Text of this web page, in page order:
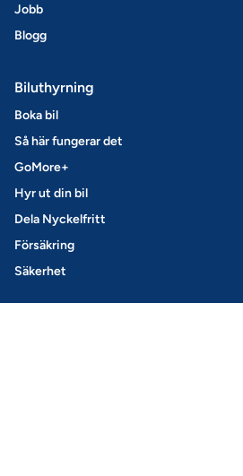
Jobb
Blogg
Biluthyrning
Boka bil
Så här fungerar det
GoMore+
Hyr ut din bil
Dela Nyckelfritt
Försäkring
Säkerhet